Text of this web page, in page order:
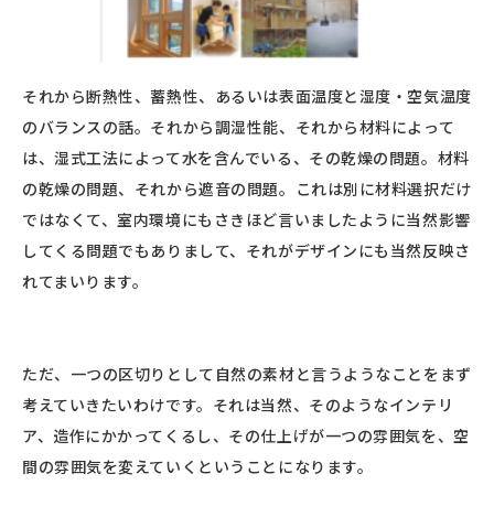
それから断熱性、蓄熱性、あるいは表面温度と湿度・空気温度
のバランスの話。それから調湿性能、それから材料によって
は、湿式工法によって水を含んでいる、その乾燥の問題。材料
の乾燥の問題、それから遮音の問題。これは別に材料選択だけ
ではなくて、室内環境にもさきほど言いましたように当然影響
してくる問題でもありまして、それがデザインにも当然反映さ
れてまいります。
ただ、一つの区切りとして自然の素材と言うようなことをまず
考えていきたいわけです。それは当然、そのようなインテリ
ア、造作にかかってくるし、その仕上げが一つの雰囲気を、空
間の雰囲気を変えていくということになります。